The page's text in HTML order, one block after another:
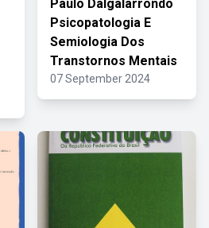
Paulo Dalgalarrondo
Psicopatologia E
Semiologia Dos
Transtornos Mentais
07 September 2024